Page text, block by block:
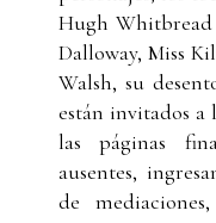
Hugh Whitbread
Dalloway, Miss
Walsh, su
están invitados a
las páginas
ausentes,
de